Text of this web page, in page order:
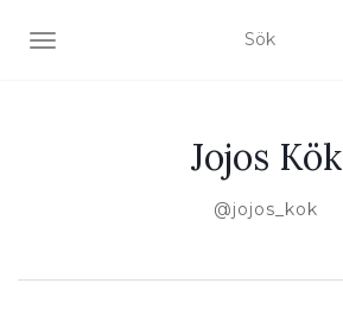
SLÅ PÅ/AV NAVIGERING
Jojos Kök
@jojos_kok